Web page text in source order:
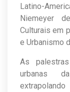
Latino-
Niemeyer
Culturais em
e Urbanismo
As
urbanas